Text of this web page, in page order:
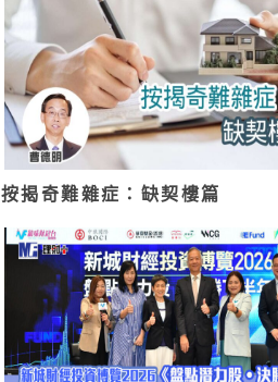
按揭奇難雜症：缺契樓篇